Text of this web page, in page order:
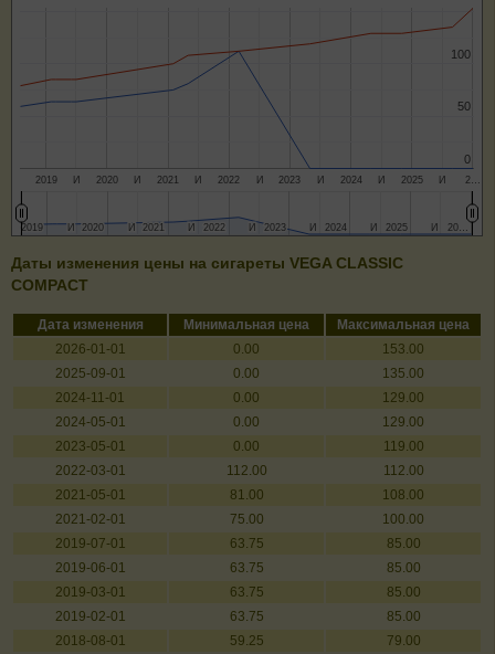
2019 2020 2021 2022 2023 2024 2025 2…
И И И И И И И
0
0
50
50
100
100
2019
2019 2020
2020 2021
2021 2022
2022 2023
2023 2024
2024 2025
2025 20…
20…
ИИ ИИ ИИ ИИ ИИ ИИ ИИ
Даты изменения цены на сигареты VEGA CLASSIC
COMPACT
Дата изменения Минимальная цена
Максимальная цена
2026-01-01
0.00
153.00
2025-09-01
0.00
135.00
2024-11-01
0.00
129.00
2024-05-01
0.00
129.00
2023-05-01
0.00
119.00
2022-03-01
112.00
112.00
2021-05-01
81.00
108.00
2021-02-01
75.00
100.00
2019-07-01
63.75
85.00
2019-06-01
63.75
85.00
2019-03-01
63.75
85.00
2019-02-01
63.75
85.00
2018-08-01
59.25 79.00